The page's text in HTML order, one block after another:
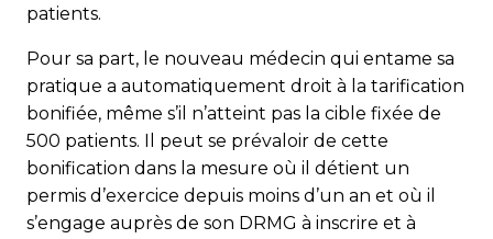
patients.
Pour sa part, le nouveau médecin qui entame sa
pratique a automatiquement droit à la tarification
bonifiée, même s’il n’atteint pas la cible fixée de
500 patients. Il peut se prévaloir de cette
bonification dans la mesure où il détient un
permis d’exercice depuis moins d’un an et où il
s’engage auprès de son DRMG à inscrire et à